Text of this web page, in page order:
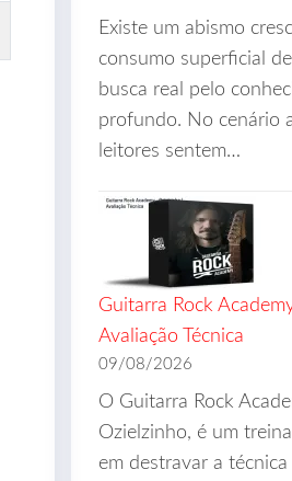
Existe um abismo
consumo superficial
busca real pelo
profundo. No cenário
leitores sentem…
Guitarra Rock
Avaliação Técnica
09/08/2026
O Guitarra Rock
Ozielzinho, é um
em destravar a